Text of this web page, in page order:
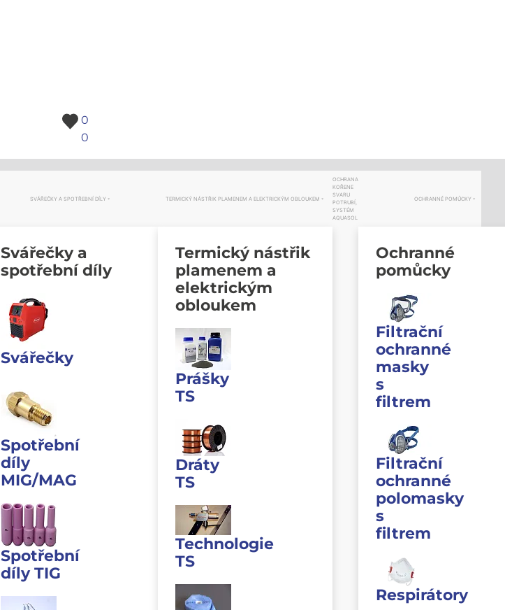
0
0
SVÁŘEČKY A SPOTŘEBNÍ DÍLY
Svářečky a
spotřební díly
Svářečky
Spotřební
díly
MIG/MAG
Spotřební
díly TIG
TERMICKÝ NÁSTŘIK PLAMENEM A ELEKTRICKÝM OBLOUKEM
Termický nástřik
plamenem a
elektrickým
obloukem
Prášky
TS
Dráty
TS
Technologie
TS
OCHRANA
KOŘENE
SVARU
POTRUBÍ,
SYSTÉM
AQUASOL
OCHRANNÉ POMŮCKY
Ochranné
pomůcky
Filtrační
ochranné
masky
s
filtrem
Filtrační
ochranné
polomasky
s
filtrem
Respirátory